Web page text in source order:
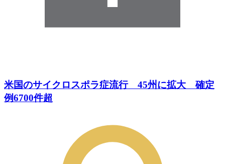
米国のサイクロスポラ症流行 45州に拡大 確定
例6700件超